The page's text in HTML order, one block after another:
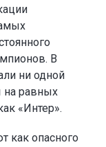
В
ни одной
на равных
«Интер».
как опасного